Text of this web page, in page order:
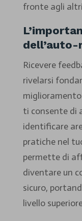
fronte agli
Ricevere
rivelarsi
ti consente di
identificare
pratiche nel
permette di
diventare un
sicuro,
livello